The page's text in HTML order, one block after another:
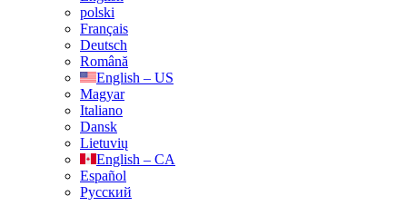
polski
Français
Deutsch
Română
English – US
Magyar
Italiano
Dansk
Lietuvių
English – CA
Español
Русский